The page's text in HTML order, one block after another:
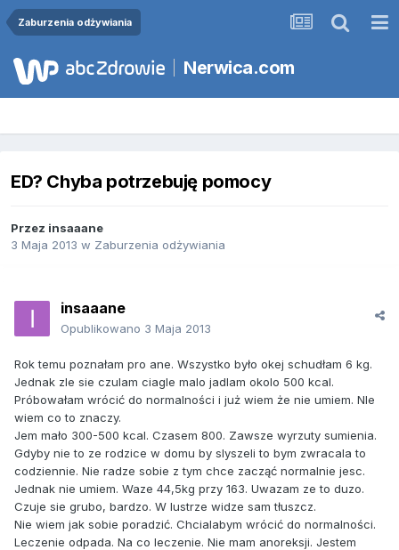
Zaburzenia odżywiania
Nerwica.com
ED? Chyba potrzebuję pomocy
Przez insaaane
3 Maja 2013 w Zaburzenia odżywiania
insaaane
Opublikowano 3 Maja 2013
Rok temu poznałam pro ane. Wszystko było okej schudłam 6 kg.
Jednak zle sie czulam ciagle malo jadlam okolo 500 kcal.
Próbowałam wrócić do normalności i już wiem że nie umiem. NIe
wiem co to znaczy.
Jem mało 300-500 kcal. Czasem 800. Zawsze wyrzuty sumienia.
Gdyby nie to ze rodzice w domu by slyszeli to bym zwracala to
codziennie. Nie radze sobie z tym chce zacząć normalnie jesc.
Jednak nie umiem. Waze 44,5kg przy 163. Uwazam ze to duzo.
Czuje sie grubo, bardzo. W lustrze widze sam tłuszcz.
Nie wiem jak sobie poradzić. Chcialabym wrócić do normalności.
Leczenie odpada. Na co leczenie. Nie mam anoreksji. Jestem